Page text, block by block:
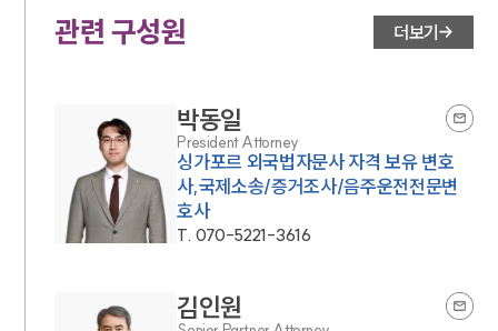
관련 구성원 더보기
박동일
President Attorney
싱가포르 외국법자문사 자격 보유 변호
사,국제소송/증거조사/음주운전전문변
호사
T. 070-5221-3616
김인원